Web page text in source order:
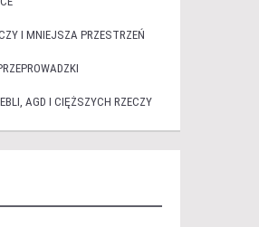
I MNIEJSZA PRZESTRZEŃ
AGD I CIĘŻSZYCH RZECZY